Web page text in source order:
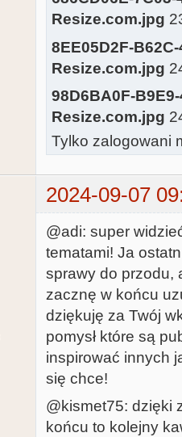
Resize.com.jpg
8EE05D2F-
Resize.com.jpg
98D6BA0F-
Resize.com.jpg
Tylko zalogowani
2024-09-07
@adi: super
tematami! Ja
sprawy do przodu,
zacznę w końcu
dziękuję za Twój
pomysł które są
inspirować innych
się chce!
@kismet75: dzięki
końcu to kolejny